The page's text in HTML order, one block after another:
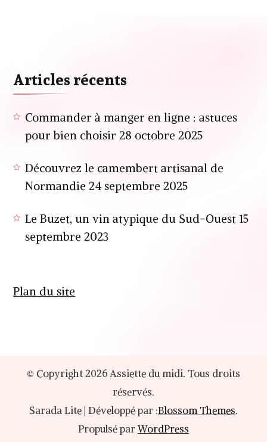
Articles récents
Commander à manger en ligne : astuces
pour bien choisir 28 octobre 2025
Découvrez le camembert artisanal de
Normandie 24 septembre 2025
Le Buzet, un vin atypique du Sud-Ouest 15
septembre 2023
Plan du site
© Copyright 2026Assiette du midi. Tous droits
réservés.
Sarada Lite | Développé par :Blossom Themes.
Propulsé parWordPress